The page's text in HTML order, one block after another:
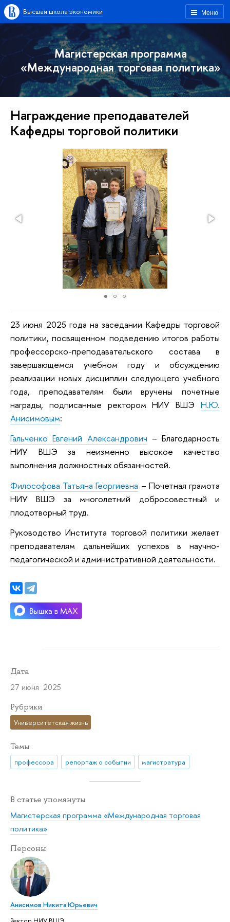
Меню
Высшая школа экономики
Магистерская программа
«Международная торговая политика»
Награждение преподавателей
Кафедры торговой политики
23 июня 2025 года на заседании Кафедры торговой
политики, посвященном подведению итогов работы
профессорско-преподавательского состава в
завершающемся учебном году и обсуждению
реализации новых дисциплин следующего учебного
года, преподавателям были вручены почетные
награды, подписанные ректором НИУ ВШЭ Н.Ю.
Анисимовым:
Гальченко Евгений Александрович – Благодарность
НИУ ВШЭ за неизменно высокое качество
выполнения должностных обязанностей.
Философова Татьяна Георгиевна – Почетная грамота
НИУ ВШЭ за многолетний добросовестный и
плодотворный труд.
Руководство Института торговой политики желает
преподавателям дальнейших успехов в научно-
педагогической и административной деятельности.
Дата
27 июня 2025
Рубрики
Университетская жизнь
Темы
профессора репортаж о событии магистратура
В статье упомянуты
Магистерская программа «Международная торговая
политика»
Персоны
Анисимов Никита Юрьевич